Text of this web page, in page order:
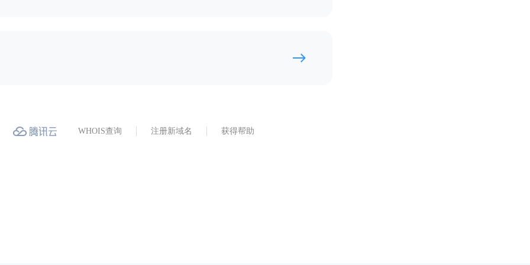
WHOIS查询 注册新域名 获得帮助